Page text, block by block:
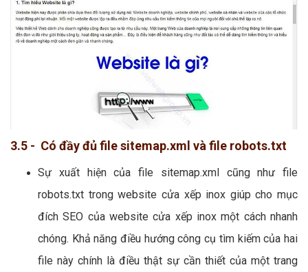
3.5 - Có đầy đủ file sitemap.xml và file robots.txt
Sự xuất hiện của file sitemap.xml cũng như file
robots.txt trong website cửa xếp inox giúp cho mục
đích SEO của website cửa xếp inox một cách nhanh
chóng. Khả năng điều hướng công cụ tìm kiếm của hai
file này chính là điều thật sự cần thiết của một trang